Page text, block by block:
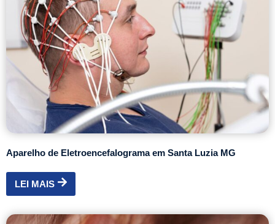
Aparelho de Eletroencefalograma em Santa Luzia MG
LEI MAIS